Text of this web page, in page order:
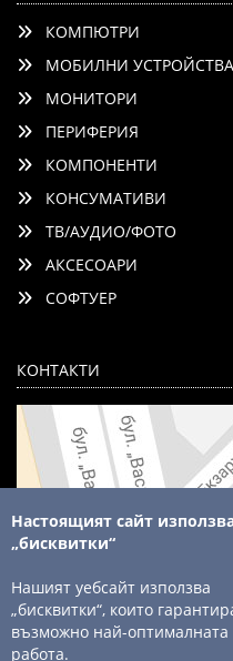
КОМПЮТРИ
МОБИЛНИ УСТРОЙСТВА
МОНИТОРИ
ПЕРИФЕРИЯ
КОМПОНЕНТИ
КОНСУМАТИВИ
ТВ/АУДИО/ФОТО
АКСЕСОАРИ
СОФТУЕР
КОНТАКТИ
© 2003 - 2026
Настоящият сайт
„бисквитки“
Нашият уебсайт използва
„бисквитки“, които
възможно най-оптималната
работа.